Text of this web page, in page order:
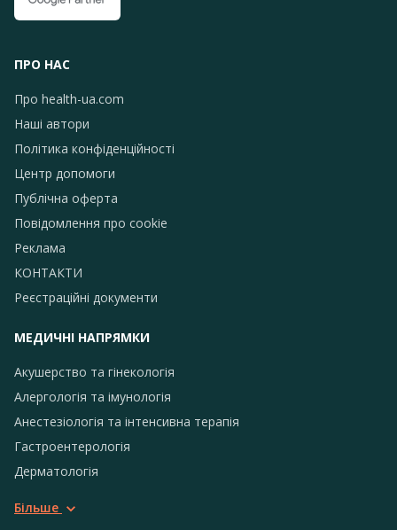
ПРО НАС
Про health-ua.com
Наші автори
Політика конфіденційності
Центр допомоги
Публічна оферта
Повідомлення про сookie
Реклама
КОНТАКТИ
Реєстраційні документи
МЕДИЧНІ НАПРЯМКИ
Акушерство та гінекологія
Алергологія та імунологія
Анестезіологія та інтенсивна терапія
Гастроентерологія
Дерматологія
Більше